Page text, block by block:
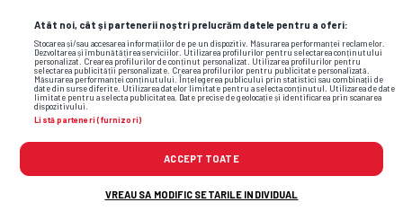
Foto29/36
Atât noi, cât și partenerii noștri prelucrăm datele pentru a oferi:
Stocarea și/sau accesarea informațiilor de pe un dispozitiv. Măsurarea performanței reclamelor.
Dezvoltarea și îmbunătățirea serviciilor. Utilizarea profilurilor pentru selectarea conținutului
personalizat. Crearea profilurilor de conținut personalizat. Utilizarea profilurilor pentru
selectarea publicității personalizate. Crearea profilurilor pentru publicitate personalizată.
Măsurarea performanței conținutului. Înțelegerea publicului prin statistici sau combinații de
date din surse diferite. Utilizarea datelor limitate pentru a selecta conținutul. Utilizarea de date
limitate pentru a selecta publicitatea. Date precise de geolocație și identificarea prin scanarea
dispozitivului.
Listă parteneri (furnizori)
ACCEPT TOATE
VREAU SA MODIFIC SETARILE INDIVIDUAL